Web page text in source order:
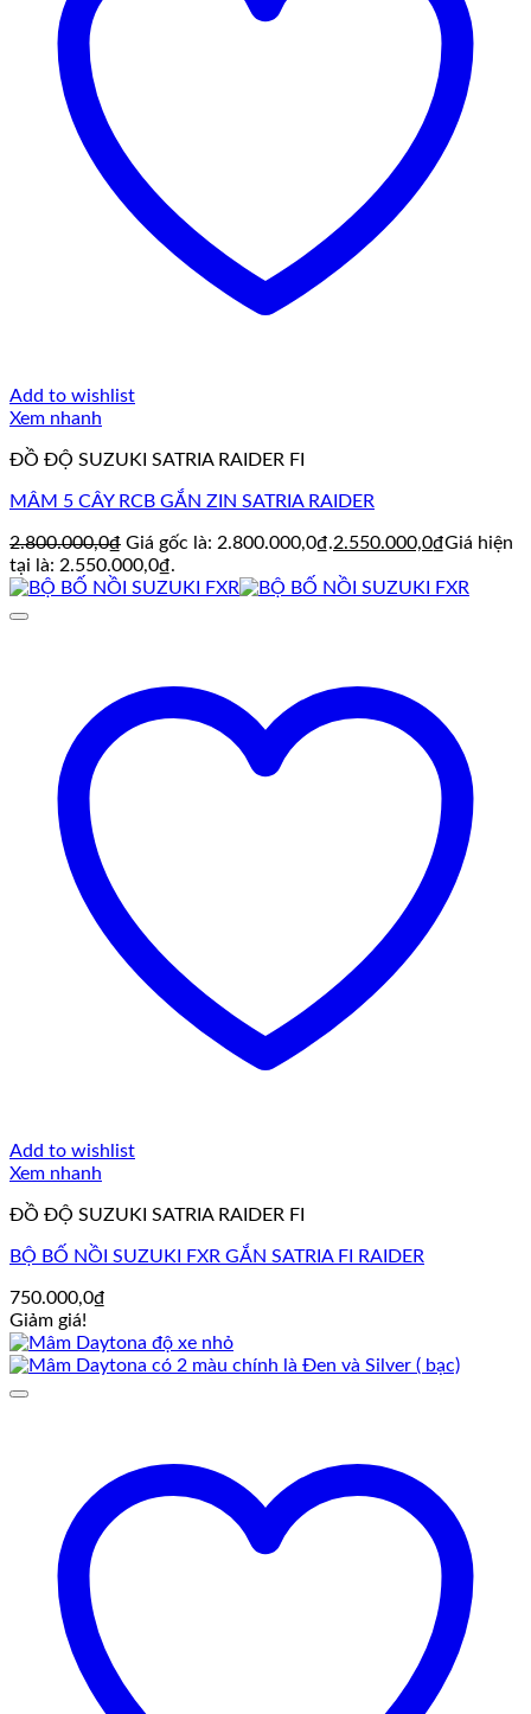
Add to wishlist
Xem nhanh
ĐỒ ĐỘ SUZUKI SATRIA RAIDER FI
MÂM 5 CÂY RCB GẮN ZIN SATRIA RAIDER
2.800.000,0₫ Giá gốc là: 2.800.000,0₫.2.550.000,0₫Giá hiện
tại là: 2.550.000,0₫.
Add to wishlist
Xem nhanh
ĐỒ ĐỘ SUZUKI SATRIA RAIDER FI
BỘ BỐ NỒI SUZUKI FXR GẮN SATRIA FI RAIDER
750.000,0₫
Giảm giá!